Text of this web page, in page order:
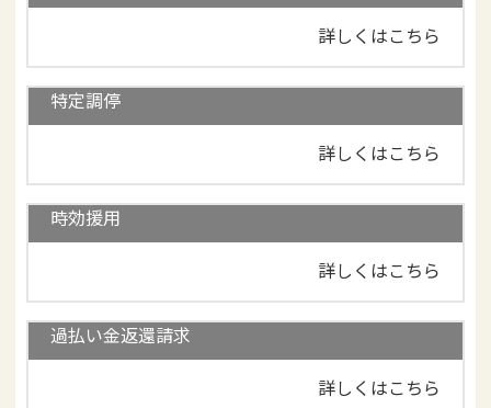
詳しくはこちら
特定調停
詳しくはこちら
時効援用
詳しくはこちら
過払い金返還請求
詳しくはこちら